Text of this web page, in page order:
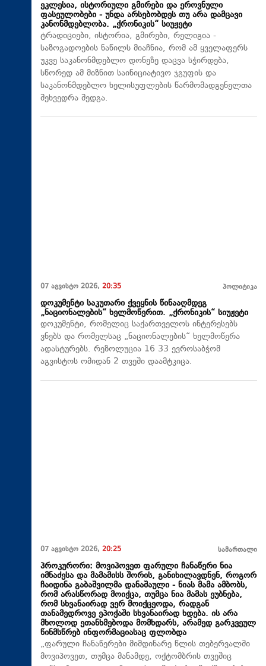
ეკლესია, ისტორიული გმირები და ეროვნული
ფასეულობები - უნდა არსებობდეს თუ არა დამცავი
კანონმდებლობა. „ქრონიკის“ სიუჟეტი
ტრადიციები, ისტორია, გმირები, რელიგია -
საზოგადოების ნაწილს მიაჩნია, რომ ამ ყველაფერს
უკვე საკანონმდებლო დონეზე დაცვა სჭირდება,
სწორედ ამ მიზნით საინიციატივო ჯგუფის და
საკანონმდებლო ხელისუფლების წარმომადგენელთა
შეხვედრა შედგა.
07 აგვისტო 2026, 20:35 პოლიტიკა
დოკუმენტი საკუთარი ქვეყნის წინააღმდეგ
„ნაციონალების“ ხელმოწერით. „ქრონიკის“ სიუჟეტი
დოკუმენტი, რომელიც საქართველოს ინტერესებს
ვნებს და რომელსაც „ნაციონალების“ ხელმოწერა
ადასტურებს. რეზოლუცია 16 33 ევროსაბჭომ
აგვისტოს ომიდან 2 თვეში დაამტკიცა.
07 აგვისტო 2026, 20:25 სამართალი
პროკურორი: მოვიპოვეთ ფარული ჩანაწერი ნია
იმნაძესა და მამამისს შორის, განიხილავდნენ, როგორ
ჩაიდინა გაბაშვილმა დანაშაული - ნიას მამა ამბობს,
რომ არასწორად მოიქცა, თუმცა ნია მამას ეუბნება,
რომ სხვანაირად ვერ მოიქცეოდა, რადგან
თანამედროვე ეპოქაში სხვანაირად ხდება. ის არა
მხოლოდ ეთანხმებოდა მომხდარს, არამედ გარკვეულ
წინმსწრებ ინფორმაციასაც ფლობდა
„ფარული ჩანაწერები მიმდინარე წლის თებერვალში
მოვიპოვეთ, თუმცა მანამდე, ოქტომბრის თვეშიც